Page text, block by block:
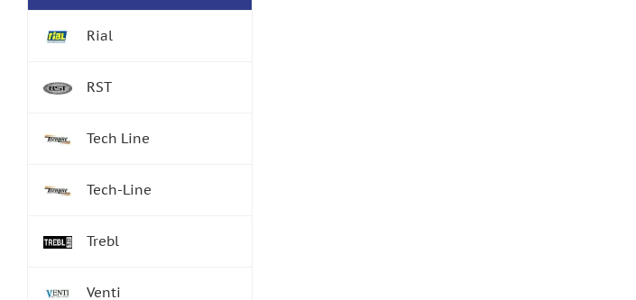
Rial
RST
Tech Line
Tech-Line
Trebl
Venti